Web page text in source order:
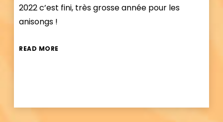
2022 c’est fini, très grosse année pour les
anisongs !
READ MORE